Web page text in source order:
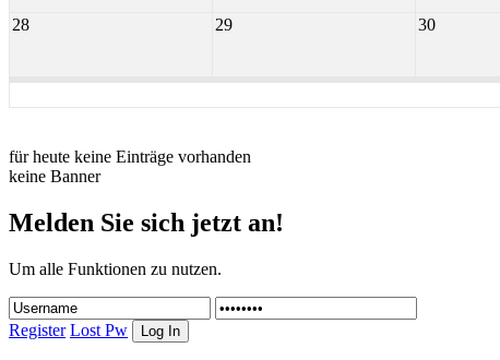
28 29 30
für heute keine Einträge vorhanden
keine Banner
Melden Sie sich jetzt an!
Um alle Funktionen zu nutzen.
Register Lost Pw